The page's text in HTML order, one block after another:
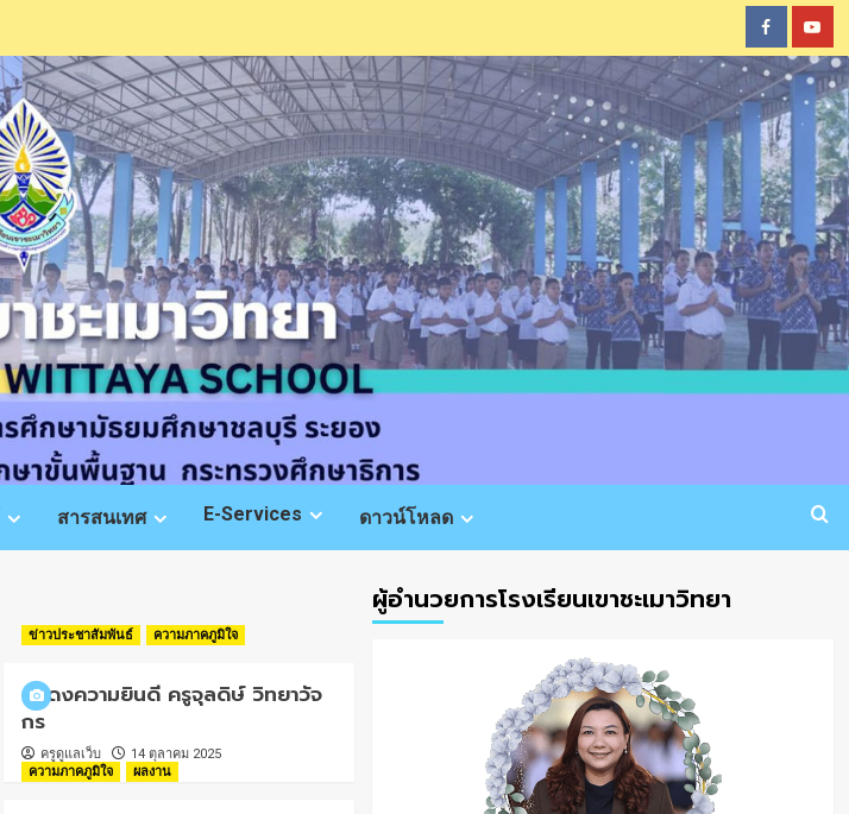
สารสนเทศ E-Services ดาวน์โหลด
ข่าวประชาสัมพันธ์ ความภาคภูมิใจ
แสดงความยินดี ครูจุลดิษ์ วิทยาวัจ
กร
ครูดูแลเว็บ
14 ตุลาคม 2025
ความภาคภูมิใจ ผลงาน
ผู้อำนวยการโรงเรียนเขาชะเมาวิทยา